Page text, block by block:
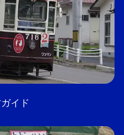
イド